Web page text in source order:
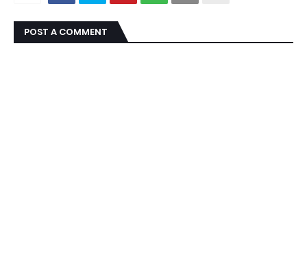
POST A COMMENT